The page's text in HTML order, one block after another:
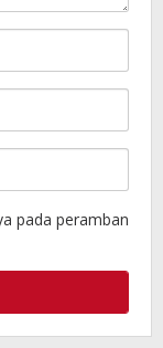
pada peramban